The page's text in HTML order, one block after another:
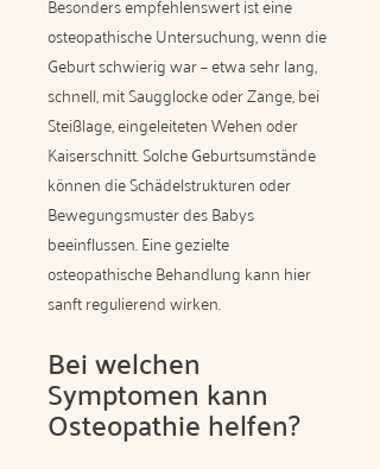
osteopathische Untersuchung, wenn die
Geburt schwierig war – etwa sehr lang,
schnell, mit Saugglocke oder Zange, bei
Steißlage, eingeleiteten Wehen oder
Kaiserschnitt. Solche Geburtsumstände
können die Schädelstrukturen oder
Bewegungsmuster des Babys
beeinflussen. Eine gezielte
osteopathische Behandlung kann hier
sanft regulierend wirken.
Bei welchen
Symptomen kann
Osteopathie helfen?